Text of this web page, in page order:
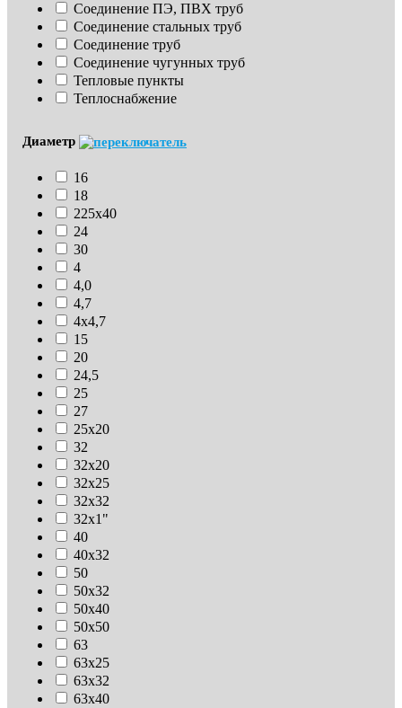
Соединение ПЭ, ПВХ труб
Соединение стальных труб
Соединение труб
Соединение чугунных труб
Тепловые пункты
Теплоснабжение
Диаметр
16
18
225х40
24
30
4
4,0
4,7
4х4,7
15
20
24,5
25
27
25х20
32
32х20
32х25
32х32
32х1"
40
40х32
50
50х32
50х40
50х50
63
63х25
63х32
63х40